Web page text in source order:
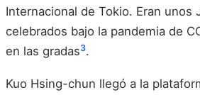
Internacional de Tokio. Eran unos
celebrados bajo la pandemia de
en las gradas3.
Kuo Hsing-chun llegó a la